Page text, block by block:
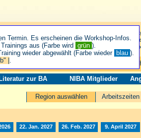
Literatur zur BA NIBA Mitglieder
Arbeitszeiten
Region auswählen
22. Jan. 2027 26. Feb. 2027 9. April 2027
Termin. Es erscheinen die Workshop-Infos.
aus (Farbe wird grün ).
wieder abgewählt (Farbe wieder blau ).
| .